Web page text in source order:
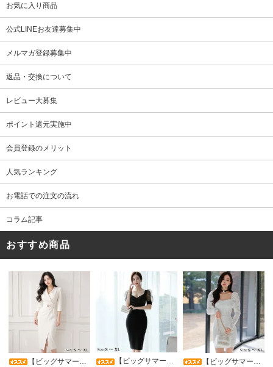
お気に入り商品
公式LINEお友達募集中
メルマガ登録募集中
返品・交換について
レビュー大募集
ポイント還元実施中
会員登録のメリット
人気ランキング
お電話での注文の流れ
コラム記事
おすすめ商品
【ビッグサマーセール対象品】アシメカシュクール7分袖ワンピース(キャバドレス・CABARETDRESS)
【ビッグサマーセール対象品】光沢シアースリーブが軽やかなカシュクールVネックドレープミディドレス(キャバドレス・CABARETDRESS)
【ビッグサマーセール対象品】ラグジュアリーオーナメントレースパフスリーブワンピース(キャバドレス・CABARETDRESS)